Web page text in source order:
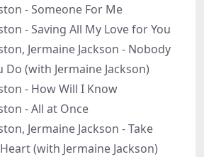
- Someone For Me
- Saving All My Love for You
Jermaine Jackson - Nobody
Do (with Jermaine Jackson)
- How Will I Know
- All at Once
Jermaine Jackson - Take
(with Jermaine Jackson)